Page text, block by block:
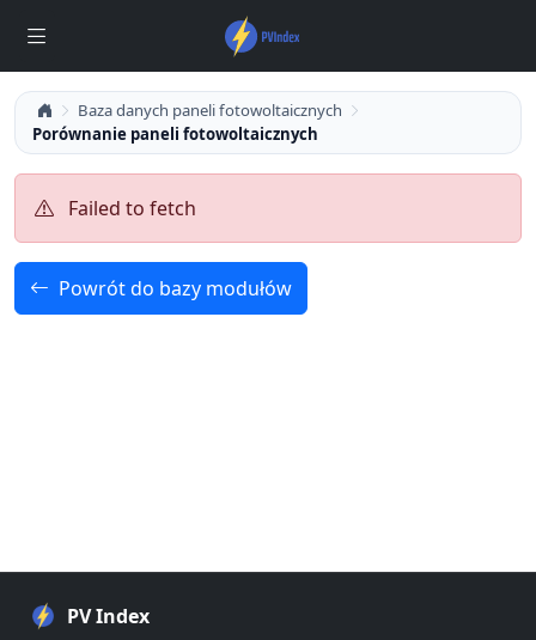
Baza danych paneli fotowoltaicznych
Porównanie paneli fotowoltaicznych
Failed to fetch
Powrót do bazy modułów
PV Index